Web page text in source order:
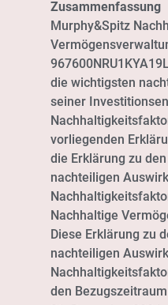
Zusammenfassung
Murphy&Spitz
die wichtigsten
seiner
vorliegenden
die Erklärung zu
nachteiligen
Nachhaltige
Diese Erklärung zu
nachteiligen
den